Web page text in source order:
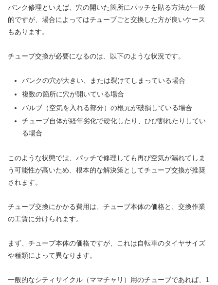
パンク修理といえば、穴の開いた箇所にパッチを貼る方法が一般
的ですが、場合によってはチューブごと交換した方が良いケース
もあります。
チューブ交換が必要になるのは、以下のような状況です。
パンクの穴が大きい、または裂けてしまっている場合
複数の箇所に穴が開いている場合
バルブ（空気を入れる部分）の根元が破損している場合
チューブ自体が経年劣化で硬化したり、ひび割れたりしてい
る場合
このような状態では、パッチで修理しても再び空気が漏れてしま
う可能性が高いため、根本的な解決策としてチューブ交換が推奨
されます。
チューブ交換にかかる費用は、チューブ本体の価格と、交換作業
の工賃に分けられます。
まず、チューブ本体の価格ですが、これは自転車のタイヤサイズ
や種類によって異なります。
一般的なシティサイクル（ママチャリ）用のチューブであれば、1